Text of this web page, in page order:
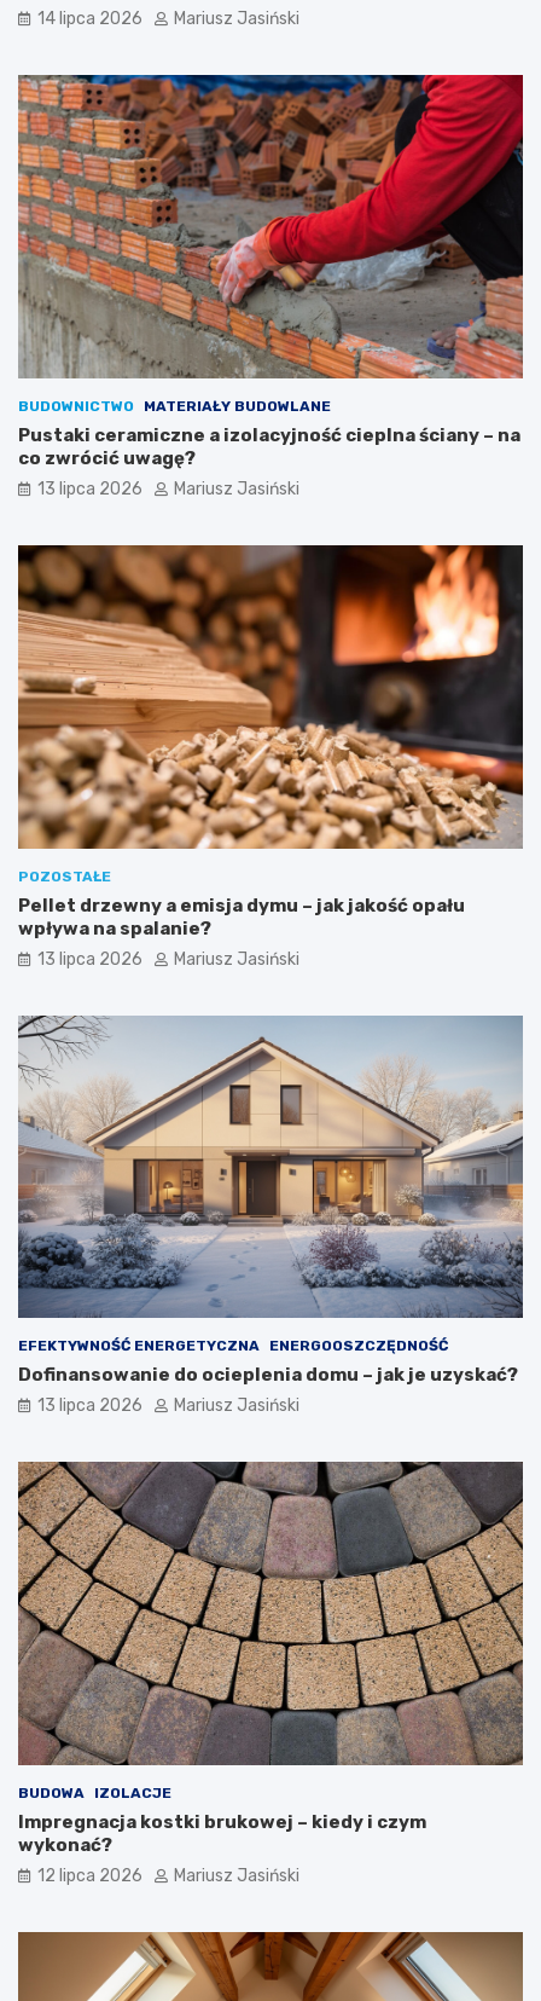
14 lipca 2026 Mariusz Jasiński
BUDOWNICTWO MATERIAŁY BUDOWLANE
Pustaki ceramiczne a izolacyjność cieplna ściany – na
co zwrócić uwagę?
13 lipca 2026 Mariusz Jasiński
POZOSTAŁE
Pellet drzewny a emisja dymu – jak jakość opału
wpływa na spalanie?
13 lipca 2026 Mariusz Jasiński
EFEKTYWNOŚĆ ENERGETYCZNA ENERGOOSZCZĘDNOŚĆ
Dofinansowanie do ocieplenia domu – jak je uzyskać?
13 lipca 2026 Mariusz Jasiński
BUDOWA IZOLACJE
Impregnacja kostki brukowej – kiedy i czym
wykonać?
12 lipca 2026 Mariusz Jasiński